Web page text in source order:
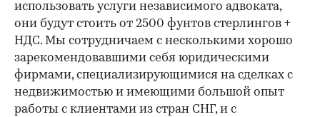
использовать услуги независимого адвоката,
они будут стоить от 2500 фунтов стерлингов +
НДС. Мы сотрудничаем с несколькими хорошо
зарекомендовавшими себя юридическими
фирмами, специализирующимися на сделках с
недвижимостью и имеющими большой опыт
работы с клиентами из стран СНГ, и с